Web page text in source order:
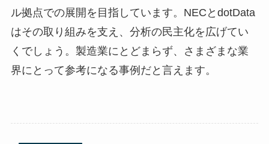
ル拠点での展開を目指しています。NECとdotData
はその取り組みを支え、分析の民主化を広げてい
くでしょう。製造業にとどまらず、さまざまな業
界にとって参考になる事例だと言えます。